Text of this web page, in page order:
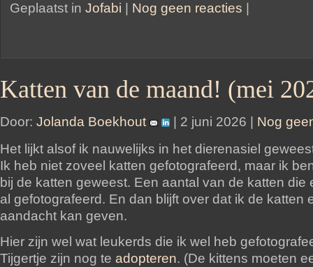
Geplaatst in Jofabi Nog geen reacties
Katten van de maand! (mei
Door: Jolanda Boekhout | 2 juni 2026 | Nog
Het lijkt alsof ik nauwelijks in het dierenasiel
Ik heb niet zoveel katten gefotografeerd, maar ik
bij de katten geweest. Een aantal van de katten die
al gefotografeerd. En dan blijft over dat ik de katten
aandacht kan geven.
Hier zijn wel wat leukerds die ik wel heb
Tijgertje zijn nog te adopteren. (De kittens moeten